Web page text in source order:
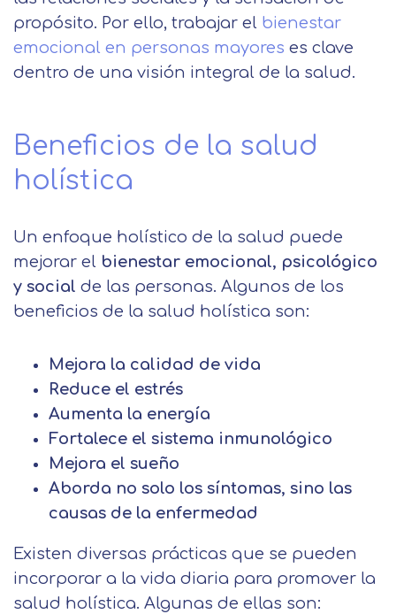
propósito. Por ello, trabajar el bienestar
emocional en personas mayores es clave
dentro de una visión integral de la salud.
Beneficios de la salud
holística
Un enfoque holístico de la salud puede
mejorar el bienestar emocional, psicológico
y social de las personas. Algunos de los
beneficios de la salud holística son:
Mejora la calidad de vida
Reduce el estrés
Aumenta la energía
Fortalece el sistema inmunológico
Mejora el sueño
Aborda no solo los síntomas, sino las
causas de la enfermedad
Existen diversas prácticas que se pueden
incorporar a la vida diaria para promover la
salud holística. Algunas de ellas son:
Solicitar
información
Solicitar
información
Nombre
Apellidos
Telefono
Centro de